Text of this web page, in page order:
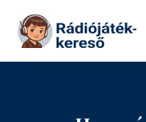
Tovább a tartalomhoz